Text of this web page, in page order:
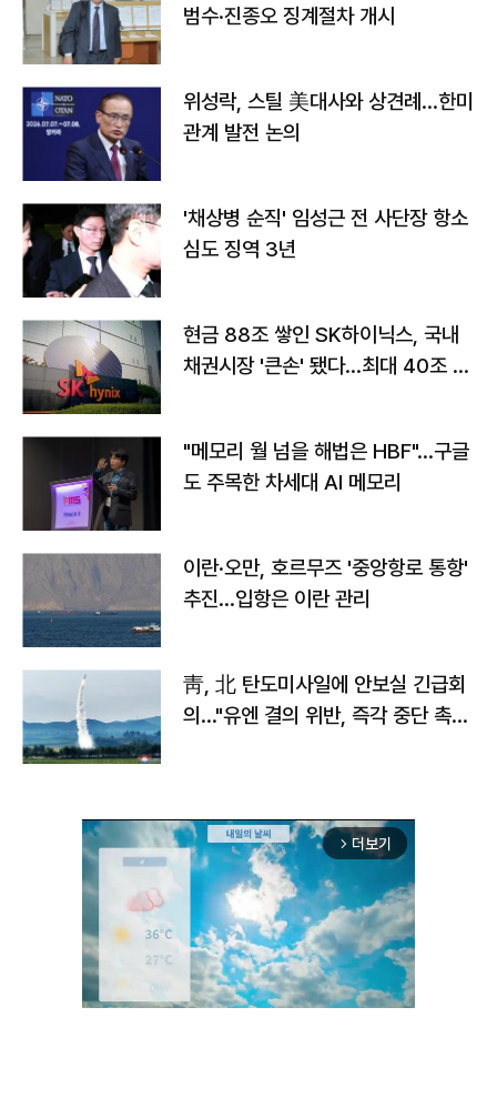
범수·진종오 징계절차 개시
위성락, 스틸 美대사와 상견례…한미
관계 발전 논의
'채상병 순직' 임성근 전 사단장 항소
심도 징역 3년
현금 88조 쌓인 SK하이닉스, 국내
채권시장 '큰손' 됐다…최대 40조 투
"메모리 월 넘을 해법은 HBF"…구글
도 주목한 차세대 AI 메모리
이란·오만, 호르무즈 '중앙항로 통항'
추진…입항은 이란 관리
靑, 北 탄도미사일에 안보실 긴급회
의…"유엔 결의 위반, 즉각 중단 촉
arrow_forward_ios 더보기